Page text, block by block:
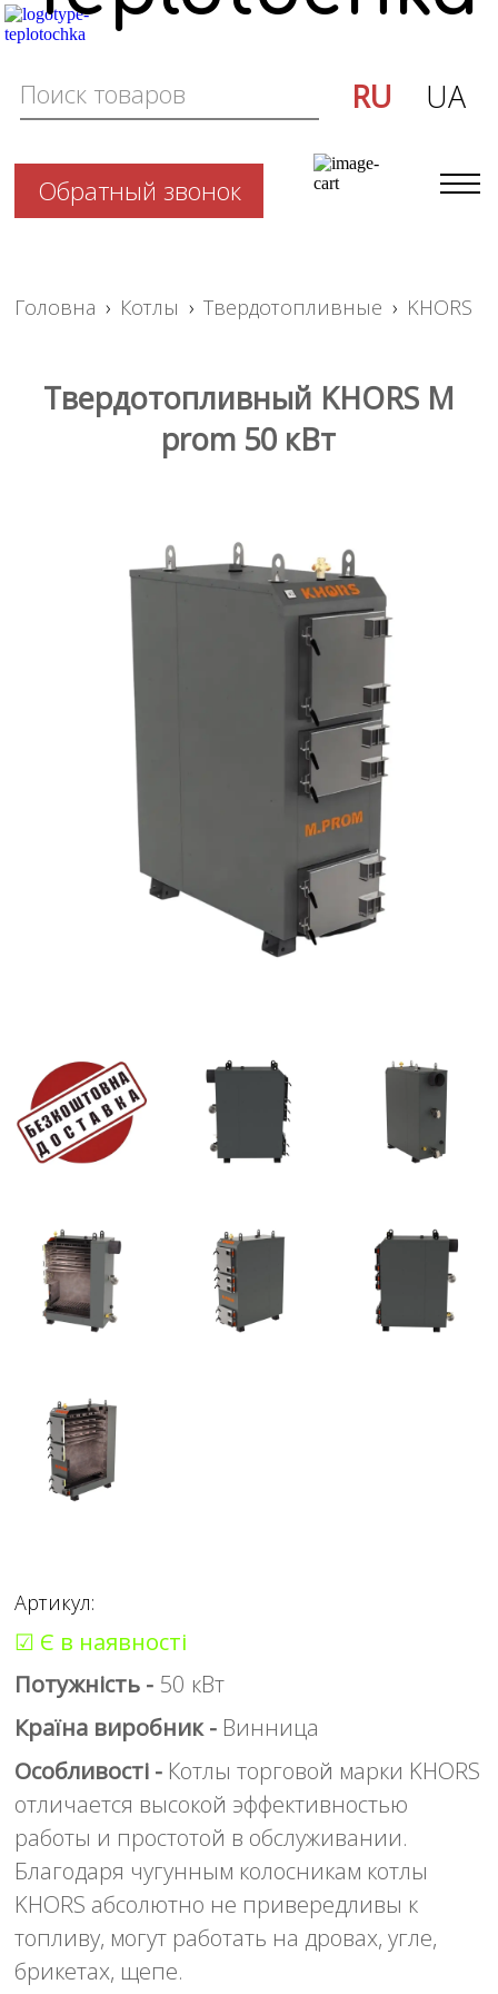
Обратный звонок
RU UA
Головна › Котлы › Твердотопливные › KHORS
Твердотопливный KHORS M
prom 50 кВт
Артикул:
☑ Є в наявності
Потужність - 50 кВт
Країна виробник - Винница
Особливості - Котлы торговой марки KHORS
отличается высокой эффективностью
работы и простотой в обслуживании.
Благодаря чугунным колосникам котлы
KHОRS абсолютно не привередливы к
топливу, могут работать на дровах, угле,
брикетах, щепе.